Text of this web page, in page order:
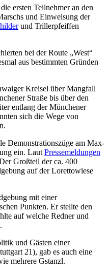
ersten Teilnehmer an den
und Einweisung der
und Trillerpfeiffen
bei der Route „West“
aus bestimmten Gründen
Kreisel über Mangfall
Straße bis über den
entlang der Münchener
sich die Wege von
Demonstrationszüge am Max-
ein. Laut Pressemeldungen
Großteil der ca. 400
auf der Lorettowiese
mit einer
Punkten. Er stellte den
auf welche Redner und
und Gästen einer
21), gab es auch eine
mehrere Gstanzl.